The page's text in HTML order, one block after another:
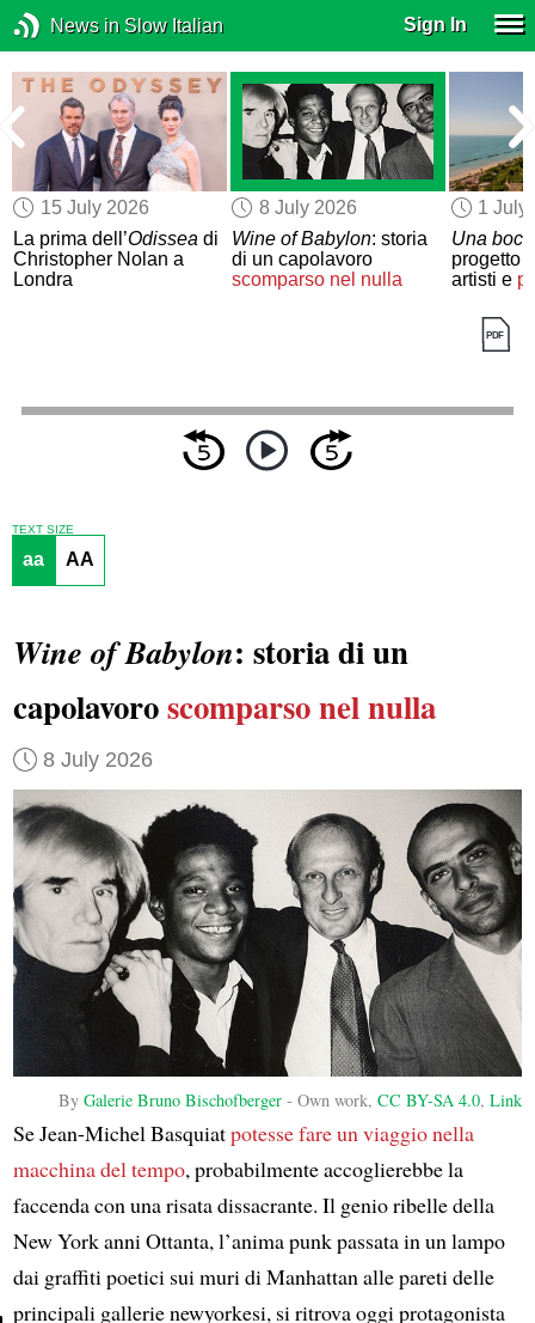
News in Slow Italian Sign In
15 July 2026
La prima dell’Odissea di
Christopher Nolan a
Londra
8 July 2026
Wine of Babylon: storia
di un capolavoro
scomparso nel nulla
1 July
Una
progetto
artisti e
TEXT SIZE
aa AA
Wine of Babylon: storia di un
capolavoroscomparso nel nulla
8 July 2026
ByGalerie Bruno Bischofberger -Own work,CC BY-SA 4.0,Link
Se Jean-Michel Basquiatpotesse fare un viaggio nella
macchina del tempo, probabilmente accoglierebbe la
faccenda con una risata dissacrante. Il genio ribelle della
New York anni Ottanta, l’anima punk passata in un lampo
dai graffiti poetici sui muri di Manhattan alle pareti delle
principali gallerie newyorkesi, si ritrova oggi protagonista